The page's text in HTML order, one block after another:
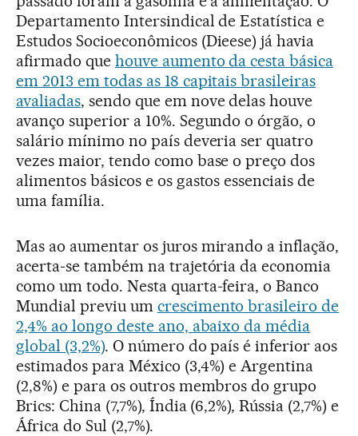
Departamento Intersindical de Estatística e
Estudos Socioeconômicos (Dieese) já havia
afirmado que houve aumento da cesta básica
em 2013 em todas as 18 capitais brasileiras
avaliadas, sendo que em nove delas houve
avanço superior a 10%. Segundo o órgão, o
salário mínimo no país deveria ser quatro
vezes maior, tendo como base o preço dos
alimentos básicos e os gastos essenciais de
uma família.
Mas ao aumentar os juros mirando a inflação,
acerta-se também na trajetória da economia
como um todo. Nesta quarta-feira, o Banco
Mundial previu um crescimento brasileiro de
2,4% ao longo deste ano, abaixo da média
global (3,2%). O número do país é inferior aos
estimados para México (3,4%) e Argentina
(2,8%) e para os outros membros do grupo
Brics: China (7,7%), Índia (6,2%), Rússia (2,7%) e
África do Sul (2,7%).